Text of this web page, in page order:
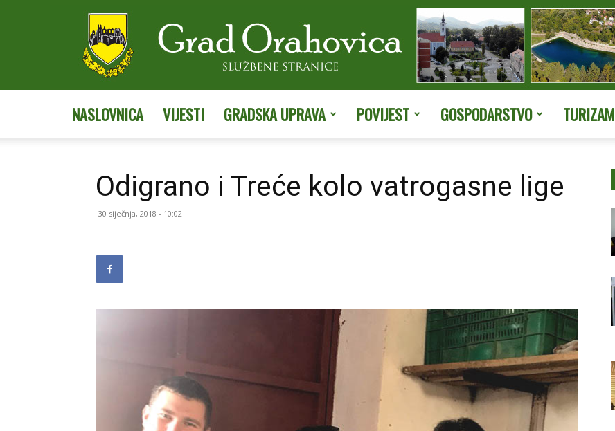
Grada
Orahovice
NASLOVNICA VIJESTI GRADSKA UPRAVA POVIJEST GOSPODARSTVO TURIZAM
Odigrano i Treće kolo vatrogasne lige
30 siječnja, 2018 - 10:02